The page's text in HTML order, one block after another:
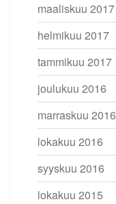
maaliskuu 2017
helmikuu 2017
tammikuu 2017
joulukuu 2016
marraskuu 2016
lokakuu 2016
syyskuu 2016
lokakuu 2015